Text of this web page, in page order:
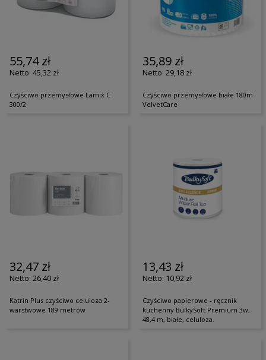
55,74 zł
45,32 zł
Czyściwo przemysłowe Lamix C
300/2
35,89 zł
29,18 zł
Czyściwo przemysłowe białe 180m
VelvetCare
32,47 zł
26,40 zł
Katrin Plus czyściwo celuloza 2-
warstwowe 189 metrów
13,43 zł
10,92 zł
Czyściwo papierowe - ręcznik
kuchenny BulkySoft Premium 3w,
48,4 m, białe, celuloza.